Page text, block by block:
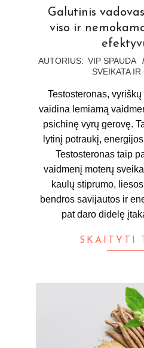
Galutinis
viso ir
2024-
AUTORIUS: VIP SPAUDA
SVEIKATA
Testosteronas,
vaidina lemiamą
psichinę vyrų gerovę.
lytinį potraukį,
Testosteronas taip
vaidmenį moterų
kaulų stiprumo,
bendros savijautos ir
pat daro didelę
SKAITYTI